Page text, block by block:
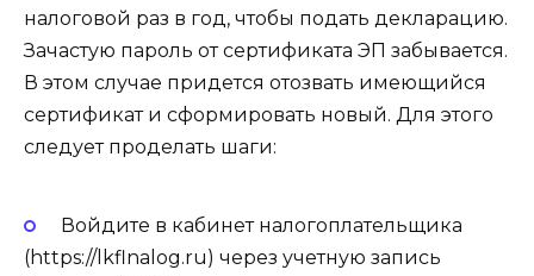
налоговой раз в год, чтобы подать декларацию.
Зачастую пароль от сертификата ЭП забывается.
В этом случае придется отозвать имеющийся
сертификат и сформировать новый. Для этого
следует проделать шаги:
Войдите в кабинет налогоплательщика
(https://lkflnalog.ru) через учетную запись